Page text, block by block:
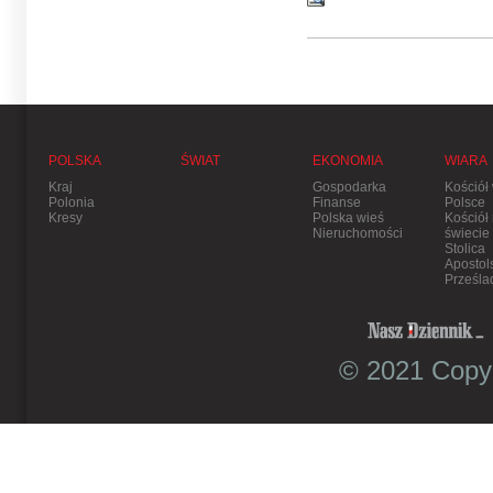
POLSKA
Kraj
Polonia
Kresy
ŚWIAT
EKONOMIA
Gospodarka
Finanse
Polska wieś
Nieruchomości
WIARA
Kościół
Polsce
Kościół
świecie
Stolica
© 2021